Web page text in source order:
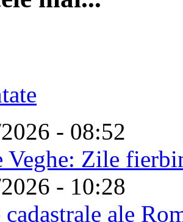
- 08:52
Veghe: Zile
- 10:28
cadastrale ale